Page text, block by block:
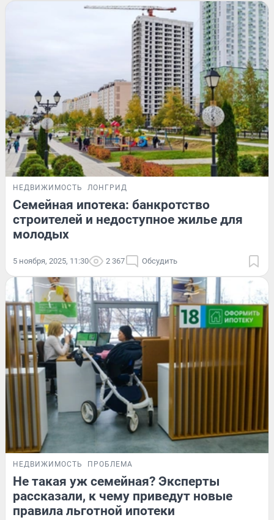
НЕДВИЖИМОСТЬ ЛОНГРИД
Семейная ипотека: банкротство
строителей и недоступное жилье для
молодых
5 ноября, 2025, 11:30 2 367 Обсудить
НЕДВИЖИМОСТЬ ПРОБЛЕМА
Не такая уж семейная? Эксперты
рассказали, к чему приведут новые
правила льготной ипотеки